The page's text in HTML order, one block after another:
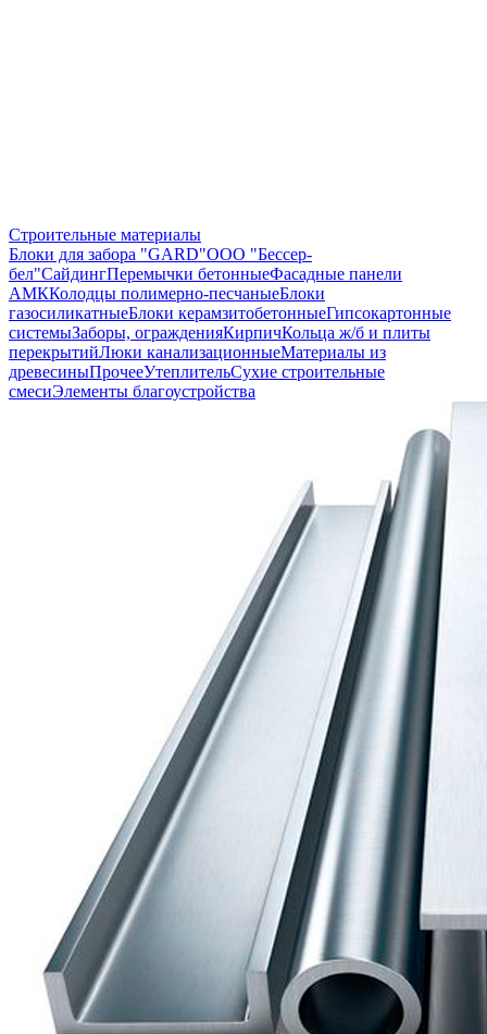
Строительные материалы
Блоки для забора "GARD"ООО "Бессер-
бел"СайдингПеремычки бетонныеФасадные панели
АМККолодцы полимерно-песчаныеБлоки
газосиликатныеБлоки керамзитобетонныеГипсокартонные
системыЗаборы, огражденияКирпичКольца ж/б и плиты
перекрытийЛюки канализационныеМатериалы из
древесиныПрочееУтеплительСухие строительные
смесиЭлементы благоустройства